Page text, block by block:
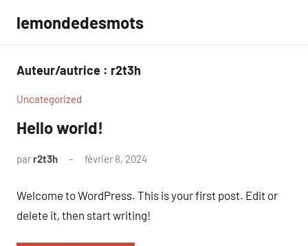
contenu
lemondedesmots
Auteur/autrice : r2t3h
Uncategorized
Hello world!
parr2t3h février 8, 2024
Welcome to WordPress. This is your first post. Edit or
delete it, then start writing!